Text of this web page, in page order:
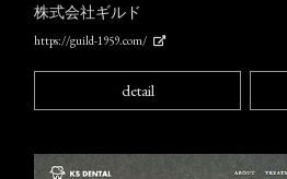
株式会社ギルド
https://guild-1959.com/
detail